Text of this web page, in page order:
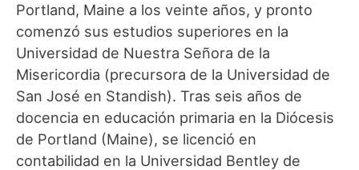
Portland, Maine a los veinte años, y pronto
comenzó sus estudios superiores en la
Universidad de Nuestra Señora de la
Misericordia (precursora de la Universidad de
San José en Standish). Tras seis años de
docencia en educación primaria en la Diócesis
de Portland (Maine), se licenció en
contabilidad en la Universidad Bentley de